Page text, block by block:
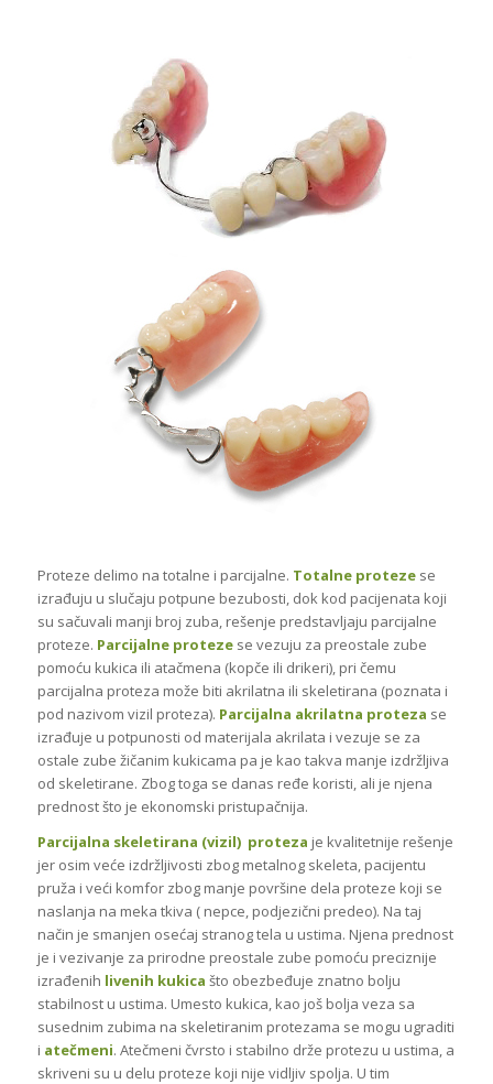
Proteze delimo na totalne i parcijalne. Totalne protezese
izrađuju u slučaju potpune bezubosti, dok kod pacijenata koji
su sačuvali manji broj zuba, rešenje predstavljaju parcijalne
proteze. Parcijalne protezese vezuju za preostale zube
pomoću kukica ili atačmena (kopče ili drikeri), pri čemu
parcijalna proteza može biti akrilatna ili skeletirana (poznata i
pod nazivom vizil proteza). Parcijalna akrilatna proteza se
izrađuje u potpunosti od materijala akrilata i vezuje se za
ostale zube žičanim kukicama pa je kao takva manje izdržljiva
od skeletirane. Zbog toga se danas ređe koristi, ali je njena
prednost što je ekonomski pristupačnija.
Parcijalna skeletirana (vizil) proteza je kvalitetnije rešenje
jer osim veće izdržljivosti zbog metalnog skeleta, pacijentu
pruža i veći komfor zbog manje površine dela proteze koji se
naslanja na meka tkiva ( nepce, podjezični predeo). Na taj
način je smanjen osećaj stranog tela u ustima. Njena prednost
je i vezivanje za prirodne preostale zube pomoću preciznije
izrađenih livenih kukica što obezbeđuje znatno bolju
stabilnost u ustima. Umesto kukica, kao još bolja veza sa
susednim zubima na skeletiranim protezama se mogu ugraditi
i atečmeni. Atečmeni čvrsto i stabilno drže protezu u ustima, a
skriveni su u delu proteze koji nije vidljiv spolja. U tim